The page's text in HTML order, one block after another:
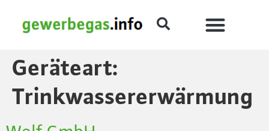
Geräteart:
Trinkwassererwärmung